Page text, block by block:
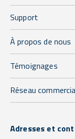
Support
À propos de nous
Témoignages
Réseau
Adresses et